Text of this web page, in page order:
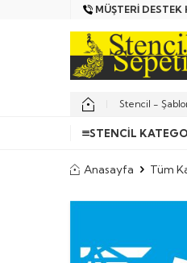
MÜŞTERI DESTEK
Stencil -
STENCIL
Anasayfa Tüm